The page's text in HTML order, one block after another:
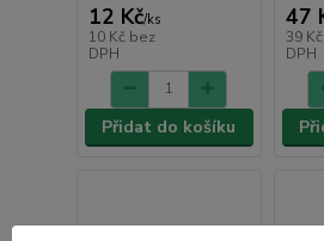
12 Kč/ks
10 Kč bez
DPH
Přidat do košíku
47
39 Kč
DPH